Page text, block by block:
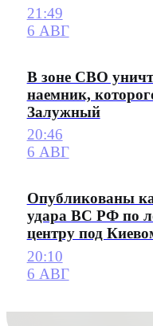
21:49
6 АВГ
В зоне СВО
наемник,
Залужный
20:46
6 АВГ
Опубликованы
удара ВС РФ по
центру под
20:10
6 АВГ